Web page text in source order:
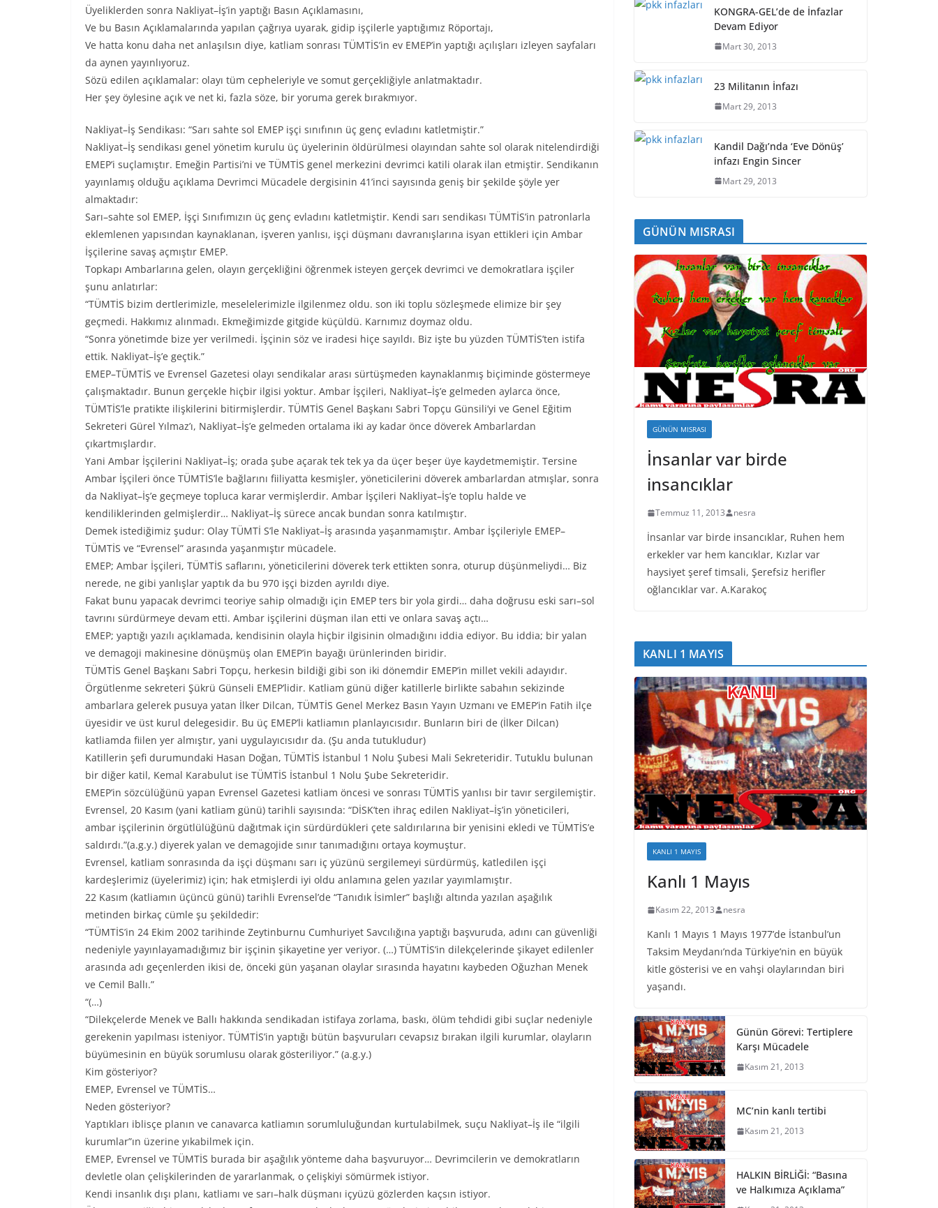
Üyeliklerden sonra Nakliyat–İş’in yaptığı Basın Açıklamasını,
Ve bu Basın Açıklamalarında yapılan çağrıya uyarak, gidip işçilerle yaptığımız Röportajı,
Ve hatta konu daha net anlaşılsın diye, katliam sonrası TÜMTİS’in ev EMEP’in yaptığı açılışları izleyen sayfaları
da aynen yayınlıyoruz.
Sözü edilen açıklamalar: olayı tüm cepheleriyle ve somut gerçekliğiyle anlatmaktadır.
Her şey öylesine açık ve net ki, fazla söze, bir yoruma gerek bırakmıyor.
Nakliyat–İş Sendikası: “Sarı sahte sol EMEP işçi sınıfının üç genç evladını katletmiştir.”
Nakliyat–İş sendikası genel yönetim kurulu üç üyelerinin öldürülmesi olayından sahte sol olarak nitelendirdiği
EMEP’i suçlamıştır. Emeğin Partisi’ni ve TÜMTİS genel merkezini devrimci katili olarak ilan etmiştir. Sendikanın
yayınlamış olduğu açıklama Devrimci Mücadele dergisinin 41’inci sayısında geniş bir şekilde şöyle yer
almaktadır:
Sarı–sahte sol EMEP, İşçi Sınıfımızın üç genç evladını katletmiştir. Kendi sarı sendikası TÜMTİS’in patronlarla
eklemlenen yapısından kaynaklanan, işveren yanlısı, işçi düşmanı davranışlarına isyan ettikleri için Ambar
İşçilerine savaş açmıştır EMEP.
Topkapı Ambarlarına gelen, olayın gerçekliğini öğrenmek isteyen gerçek devrimci ve demokratlara işçiler
şunu anlatırlar:
“TÜMTİS bizim dertlerimizle, meselelerimizle ilgilenmez oldu. son iki toplu sözleşmede elimize bir şey
geçmedi. Hakkımız alınmadı. Ekmeğimizde gitgide küçüldü. Karnımız doymaz oldu.
“Sonra yönetimde bize yer verilmedi. İşçinin söz ve iradesi hiçe sayıldı. Biz işte bu yüzden TÜMTİS’ten istifa
ettik. Nakliyat–İş’e geçtik.”
EMEP–TÜMTİS ve Evrensel Gazetesi olayı sendikalar arası sürtüşmeden kaynaklanmış biçiminde göstermeye
çalışmaktadır. Bunun gerçekle hiçbir ilgisi yoktur. Ambar İşçileri, Nakliyat–İş’e gelmeden aylarca önce,
TÜMTİS’le pratikte ilişkilerini bitirmişlerdir. TÜMTİS Genel Başkanı Sabri Topçu Günsili’yi ve Genel Eğitim
Sekreteri Gürel Yılmaz’ı, Nakliyat–İş’e gelmeden ortalama iki ay kadar önce döverek Ambarlardan
çıkartmışlardır.
Yani Ambar İşçilerini Nakliyat–İş; orada şube açarak tek tek ya da üçer beşer üye kaydetmemiştir. Tersine
Ambar İşçileri önce TÜMTİS’le bağlarını fiiliyatta kesmişler, yöneticilerini döverek ambarlardan atmışlar, sonra
da Nakliyat–İş’e geçmeye topluca karar vermişlerdir. Ambar İşçileri Nakliyat–İş’e toplu halde ve
kendiliklerinden gelmişlerdir… Nakliyat–İş sürece ancak bundan sonra katılmıştır.
Demek istediğimiz şudur: Olay TÜMTİ S’le Nakliyat–İş arasında yaşanmamıştır. Ambar İşçileriyle EMEP–
TÜMTİS ve “Evrensel” arasında yaşanmıştır mücadele.
EMEP; Ambar İşçileri, TÜMTİS saflarını, yöneticilerini döverek terk ettikten sonra, oturup düşünmeliydi… Biz
nerede, ne gibi yanlışlar yaptık da bu 970 işçi bizden ayrıldı diye.
Fakat bunu yapacak devrimci teoriye sahip olmadığı için EMEP ters bir yola girdi… daha doğrusu eski sarı–sol
tavrını sürdürmeye devam etti. Ambar işçilerini düşman ilan etti ve onlara savaş açtı…
EMEP; yaptığı yazılı açıklamada, kendisinin olayla hiçbir ilgisinin olmadığını iddia ediyor. Bu iddia; bir yalan
ve demagoji makinesine dönüşmüş olan EMEP’in bayağı ürünlerinden biridir.
TÜMTİS Genel Başkanı Sabri Topçu, herkesin bildiği gibi son iki dönemdir EMEP’in millet vekili adayıdır.
Örgütlenme sekreteri Şükrü Günseli EMEP’lidir. Katliam günü diğer katillerle birlikte sabahın sekizinde
ambarlara gelerek pusuya yatan İlker Dilcan, TÜMTİS Genel Merkez Basın Yayın Uzmanı ve EMEP’in Fatih ilçe
üyesidir ve üst kurul delegesidir. Bu üç EMEP’li katliamın planlayıcısıdır. Bunların biri de (İlker Dilcan)
katliamda fiilen yer almıştır, yani uygulayıcısıdır da. (Şu anda tutukludur)
Katillerin şefi durumundaki Hasan Doğan, TÜMTİS İstanbul 1 Nolu Şubesi Mali Sekreteridir. Tutuklu bulunan
bir diğer katil, Kemal Karabulut ise TÜMTİS İstanbul 1 Nolu Şube Sekreteridir.
EMEP’in sözcülüğünü yapan Evrensel Gazetesi katliam öncesi ve sonrası TÜMTİS yanlısı bir tavır sergilemiştir.
Evrensel, 20 Kasım (yani katliam günü) tarihli sayısında: “DİSK’ten ihraç edilen Nakliyat–İş’in yöneticileri,
ambar işçilerinin örgütlülüğünü dağıtmak için sürdürdükleri çete saldırılarına bir yenisini ekledi ve TÜMTİS’e
saldırdı.”(a.g.y.) diyerek yalan ve demagojide sınır tanımadığını ortaya koymuştur.
Evrensel, katliam sonrasında da işçi düşmanı sarı iç yüzünü sergilemeyi sürdürmüş, katledilen işçi
kardeşlerimiz (üyelerimiz) için; hak etmişlerdi iyi oldu anlamına gelen yazılar yayımlamıştır.
22 Kasım (katliamın üçüncü günü) tarihli Evrensel’de “Tanıdık İsimler” başlığı altında yazılan aşağılık
metinden birkaç cümle şu şekildedir:
“TÜMTİS’in 24 Ekim 2002 tarihinde Zeytinburnu Cumhuriyet Savcılığına yaptığı başvuruda, adını can güvenliği
nedeniyle yayınlayamadığımız bir işçinin şikayetine yer veriyor. (…) TÜMTİS’in dilekçelerinde şikayet edilenler
arasında adı geçenlerden ikisi de, önceki gün yaşanan olaylar sırasında hayatını kaybeden Oğuzhan Menek
ve Cemil Ballı.”
“(…)
“Dilekçelerde Menek ve Ballı hakkında sendikadan istifaya zorlama, baskı, ölüm tehdidi gibi suçlar nedeniyle
gerekenin yapılması isteniyor. TÜMTİS’in yaptığı bütün başvuruları cevapsız bırakan ilgili kurumlar, olayların
büyümesinin en büyük sorumlusu olarak gösteriliyor.” (a.g.y.)
Kim gösteriyor?
EMEP, Evrensel ve TÜMTİS…
Neden gösteriyor?
Yaptıkları iblisçe planın ve canavarca katliamın sorumluluğundan kurtulabilmek, suçu Nakliyat–İş ile “ilgili
kurumlar”ın üzerine yıkabilmek için.
EMEP, Evrensel ve TÜMTİS burada bir aşağılık yönteme daha başvuruyor… Devrimcilerin ve demokratların
devletle olan çelişkilerinden de yararlanmak, o çelişkiyi sömürmek istiyor.
Kendi insanlık dışı planı, katliamı ve sarı–halk düşmanı içyüzü gözlerden kaçsın istiyor.
KONGRA-GEL’de de İnfazlar
Devam Ediyor
Mart 30, 2013
23 Militanın İnfazı
Mart 29, 2013
Kandil Dağı’nda ‘Eve Dönüş’
infazı Engin Sincer
Mart 29, 2013
GÜNÜN MISRASI
GÜNÜN MISRASI
İnsanlar var birde
insancıklar
Temmuz 11, 2013 nesra
İnsanlar var birde insancıklar, Ruhen hem
erkekler var hem kancıklar, Kızlar var
haysiyet şeref timsali, Şerefsiz herifler
oğlancıklar var. A.Karakoç
KANLI 1 MAYIS
KANLI 1 MAYIS
Kanlı 1 Mayıs
Kasım 22, 2013 nesra
Kanlı 1 Mayıs 1 Mayıs 1977’de İstanbul’un
Taksim Meydanı’nda Türkiye’nin en büyük
kitle gösterisi ve en vahşi olaylarından biri
yaşandı.
Günün Görevi: Tertiplere
Karşı Mücadele
Kasım 21, 2013
MC’nin kanlı tertibi
Kasım 21, 2013
HALKIN BİRLİĞİ: “Basına
ve Halkımıza Açıklama”